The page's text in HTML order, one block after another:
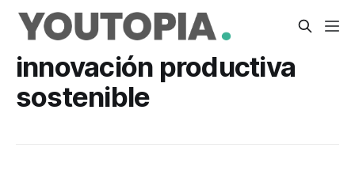
innovación productiva
sostenible